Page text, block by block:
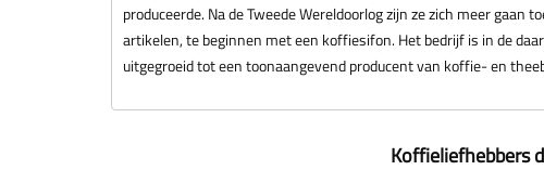
produceerde. Na de Tweede Wereldoorlog zijn ze zich meer gaan
artikelen, te beginnen met een koffiesifon. Het bedrijf is in de
uitgegroeid tot een toonaangevend producent van koffie- en
Koffieliefhebbers